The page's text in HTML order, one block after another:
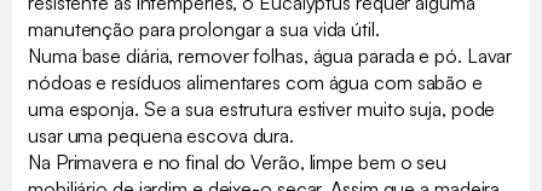
manutenção para prolongar a sua vida útil.
Numa base diária, remover folhas, água parada e pó. Lavar
nódoas e resíduos alimentares com água com sabão e
uma esponja. Se a sua estrutura estiver muito suja, pode
usar uma pequena escova dura.
Na Primavera e no final do Verão, limpe bem o seu